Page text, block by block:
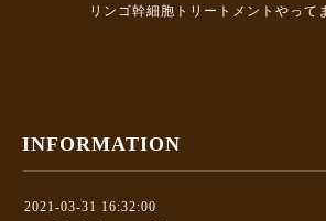
リンゴ幹細胞トリートメントやって
INFORMATION
2021-03-31 16:32:00